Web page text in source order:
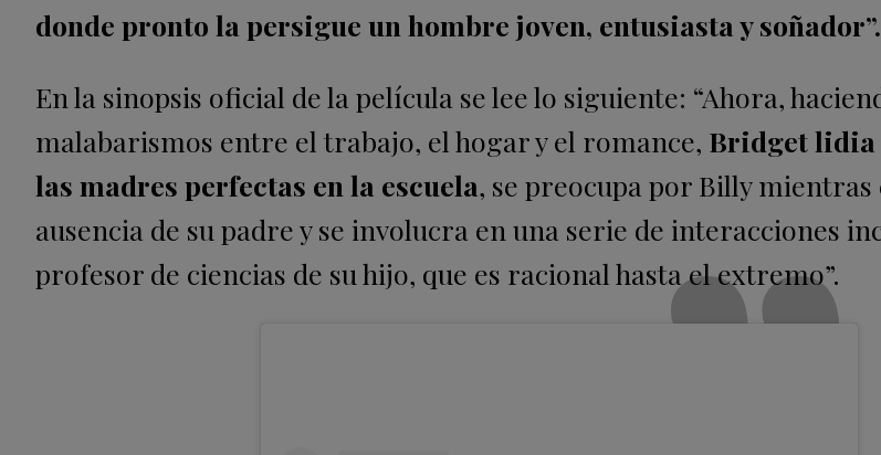
donde pronto la persigue un hombre joven, entusiasta y soñador”.
En la sinopsis oficial de la película se lee lo siguiente: “Ahora,
malabarismos entre el trabajo, el hogar y el romance, Bridget lidia
las madres perfectas en la escuela, se preocupa por Billy mientras
ausencia de su padre y se involucra en una serie de interacciones
profesor de ciencias de su hijo, que es racional hasta el extremo”.